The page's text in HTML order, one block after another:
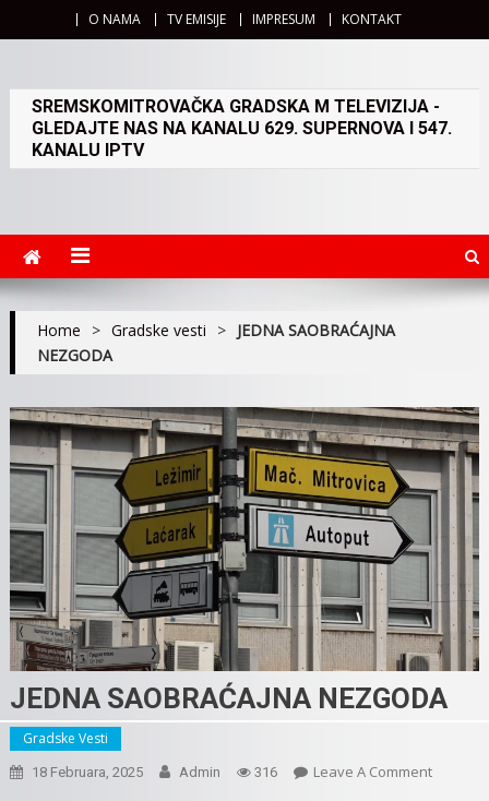
O NAMA TV EMISIJE IMPRESUM KONTAKT
SREMSKOMITROVAČKA GRADSKA M TELEVIZIJA -
GLEDAJTE NAS NA KANALU 629. SUPERNOVA I 547.
KANALU IPTV
Home > Gradske vesti > JEDNA SAOBRAĆAJNA
NEZGODA
JEDNA SAOBRAĆAJNA NEZGODA
Gradske Vesti
18 Februara, 2025 Admin 316 Leave A CommentOn